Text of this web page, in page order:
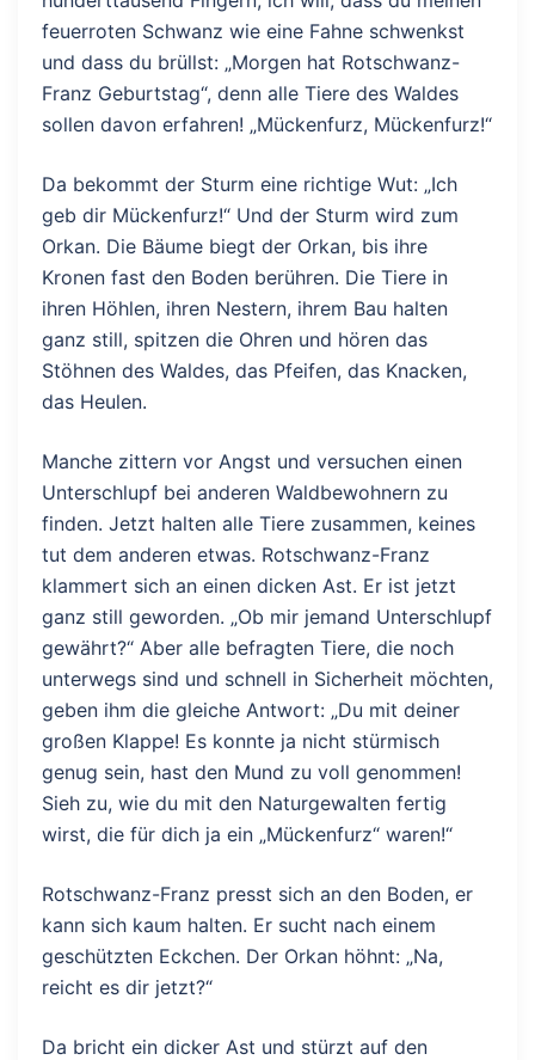
feuerroten Schwanz wie eine Fahne schwenkst
und dass du brüllst: „Morgen hat Rotschwanz-
Franz Geburtstag“, denn alle Tiere des Waldes
sollen davon erfahren! „Mückenfurz, Mückenfurz!“
Da bekommt der Sturm eine richtige Wut: „Ich
geb dir Mückenfurz!“ Und der Sturm wird zum
Orkan. Die Bäume biegt der Orkan, bis ihre
Kronen fast den Boden berühren. Die Tiere in
ihren Höhlen, ihren Nestern, ihrem Bau halten
ganz still, spitzen die Ohren und hören das
Stöhnen des Waldes, das Pfeifen, das Knacken,
das Heulen.
Manche zittern vor Angst und versuchen einen
Unterschlupf bei anderen Waldbewohnern zu
finden. Jetzt halten alle Tiere zusammen, keines
tut dem anderen etwas. Rotschwanz-Franz
klammert sich an einen dicken Ast. Er ist jetzt
ganz still geworden. „Ob mir jemand Unterschlupf
gewährt?“ Aber alle befragten Tiere, die noch
unterwegs sind und schnell in Sicherheit möchten,
geben ihm die gleiche Antwort: „Du mit deiner
großen Klappe! Es konnte ja nicht stürmisch
genug sein, hast den Mund zu voll genommen!
Sieh zu, wie du mit den Naturgewalten fertig
wirst, die für dich ja ein „Mückenfurz“ waren!“
Rotschwanz-Franz presst sich an den Boden, er
kann sich kaum halten. Er sucht nach einem
geschützten Eckchen. Der Orkan höhnt: „Na,
reicht es dir jetzt?“
Da bricht ein dicker Ast und stürzt auf den